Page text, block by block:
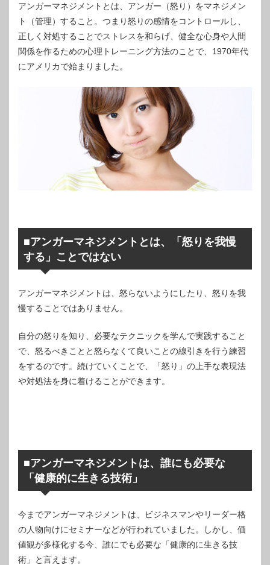
アンガーマネジメントとは、アンガー（怒り）をマネジメン
ト（管理）すること。つまり怒りの感情をコントロールし、
正しく対処することでストレスを和らげ、健全な心身や人間
関係を作るための心理トレーニング方法のことで、1970年代
にアメリカで始まりました。
■アンガーマネジメントとは、「怒りを我慢
する」ことではない
アンガーマネジメントは、怒らないようにしたり、怒りを我
慢することではありません。
自分の怒りを知り、必要なテクニックを学んで実践すること
で、怒るべきことと怒らなくて良いことの線引きを行う練習
をするのです。続けていくことで、「怒り」の上手な表現法
や対処法を身に着けることができます。
■アンガーマネジメントは、誰にも必要な
「健康的に生きる技術」
今までアンガーマネジメントは、ビジネスマンやリーダー格
の人物向けにセミナーなどが行われていました。しかし、価
値観が多様化する今、誰にでも必要な「健康的に生きる技
術」と言えます。